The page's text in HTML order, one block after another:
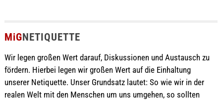
MiGNETIQUETTE
Wir legen großen Wert darauf, Diskussionen und Austausch zu
fördern. Hierbei legen wir großen Wert auf die Einhaltung
unserer Netiquette. Unser Grundsatz lautet: So wie wir in der
realen Welt mit den Menschen um uns umgehen, so sollten